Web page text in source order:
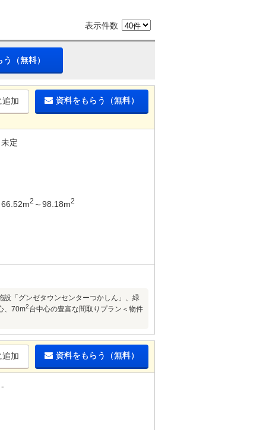
表示件数
（無料）
追加 資料をもらう（無料）
未定
66.52m2 ～98.18m2
「グンゼタウンセンターつかしん」、緑
、70m2台中心の豊富な間取りプラン＜物件
追加 資料をもらう（無料）
-